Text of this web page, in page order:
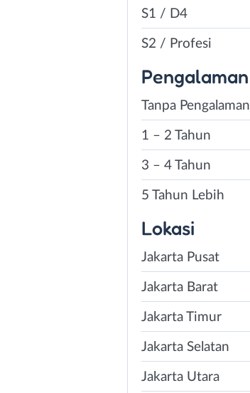
S1 / D4
S2 / Profesi
Pengalaman
Tanpa Pengalaman
1 – 2 Tahun
3 – 4 Tahun
5 Tahun Lebih
Lokasi
Jakarta Pusat
Jakarta Barat
Jakarta Timur
Jakarta Selatan
Jakarta Utara